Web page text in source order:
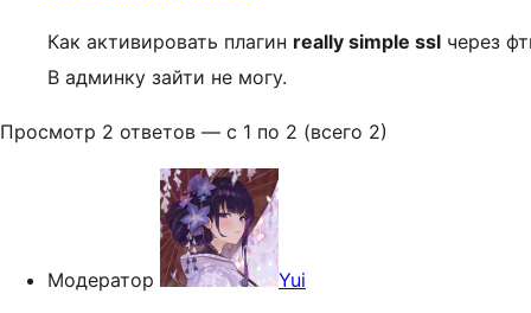
Как активировать плагин really simple ssl через
В админку зайти не могу.
Просмотр 2 ответов — с 1 по 2 (всего 2)
Модератор Yui